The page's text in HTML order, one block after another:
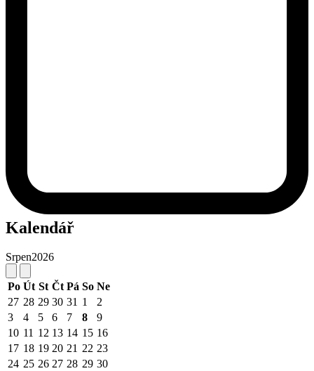
Kalendář
Srpen2026
Po Út St Čt Pá So Ne
27 28 29 30 31 1
2
3
4 5 6 7 8
9
10 11 12 13 14 15 16
17 18 19 20 21 22 23
24 25 26 27 28 29 30